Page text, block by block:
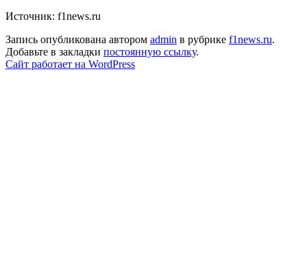
Источник: f1news.ru
Запись опубликована автором admin в рубрике f1news.ru.
Добавьте в закладки постоянную ссылку.
Сайт работает на WordPress